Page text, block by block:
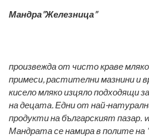
Мандра”Железница”
произвежда от чисто краве мляко
примеси, растителни мазнини и
кисело мляко изцяло подходящи
на децата. Едни от най-
продукти на българският пазар.
Мандрата се намира в полите